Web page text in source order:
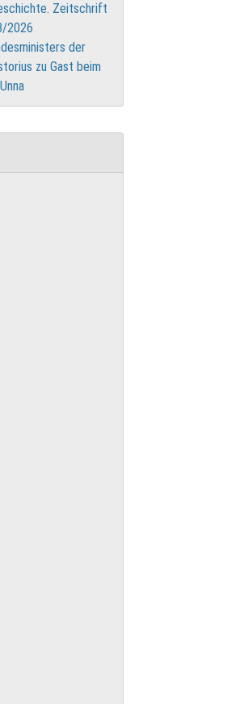
Zeitschrift
2026
der
zu Gast beim